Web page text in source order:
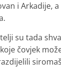
i Arkadije,
su tada
čovjek